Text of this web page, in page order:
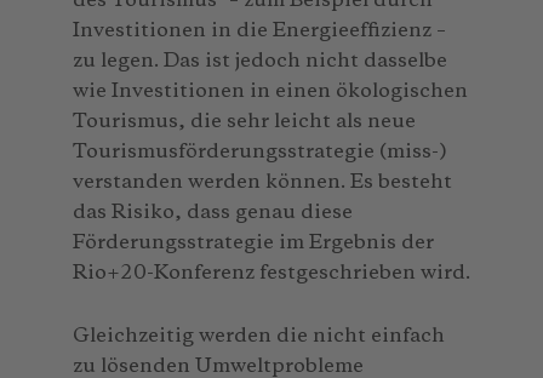
Investitionen in die Energieeffizienz –
zu legen. Das ist jedoch nicht dasselbe
wie Investitionen in einen ökologischen
Tourismus, die sehr leicht als neue
Tourismusförderungsstrategie (miss-)
verstanden werden können. Es besteht
das Risiko, dass genau diese
Förderungsstrategie im Ergebnis der
Rio+20-Konferenz festgeschrieben wird.
Gleichzeitig werden die nicht einfach
zu lösenden Umweltprobleme